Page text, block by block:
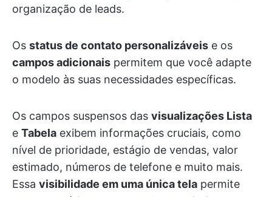
organização de leads.
Os status de contato personalizáveis e os
campos adicionais permitem que você adapte
o modelo às suas necessidades específicas.
Os campos suspensos das visualizações Lista
e Tabela exibem informações cruciais, como
nível de prioridade, estágio de vendas, valor
estimado, números de telefone e muito mais.
Essa visibilidade em uma única tela permite